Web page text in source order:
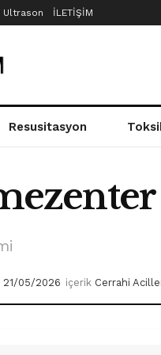
Ultrason İLETİŞİM
Resusitasyon
21/05/2026 içerik Cerrahi